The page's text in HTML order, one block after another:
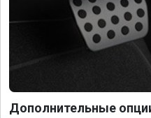
Дополнительные